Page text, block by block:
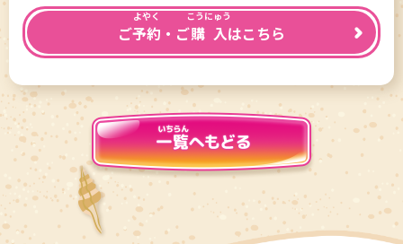
ご予約
よやく
・ご購入
こうにゅう
はこちら